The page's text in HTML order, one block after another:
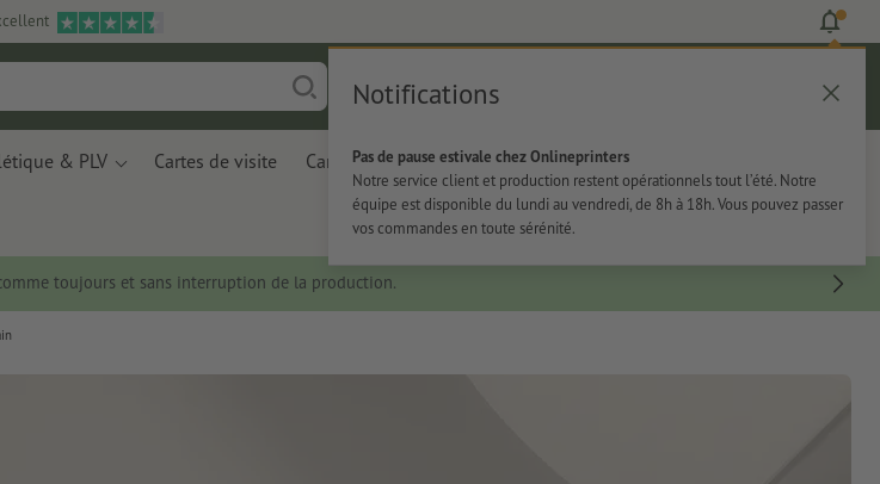
Notifications
Pas de pause estivale chez Onlineprinters
Notre service client et production restent opérationnels tout l’été. Notre
équipe est disponible du lundi au vendredi, de 8h à 18h. Vous pouvez passer
vos commandes en toute sérénité.
Panier
& PLV Cartes de visite Carterie Papeterie Autocollants
toujours et sans interruption de la production.